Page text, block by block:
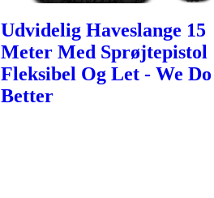
Udvidelig Haveslange 15
Meter Med Sprøjtepistol
Fleksibel Og Let - We Do
Better